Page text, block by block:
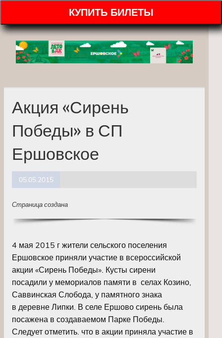
КУПИТЬ БИЛЕТЫ
Акция «Сирень
Победы» в СП
Ершовское
05.05.2015
Страница создана
4 мая 2015 г жители сельского поселения
Ершовское приняли участие в всероссийской
акции «Сирень Победы». Кусты сирени
посадили у мемориалов памяти в селах Козино,
Саввинская Слобода, у памятного знака
в деревне Липки. В селе Ершово сирень была
посажена в создаваемом Парке Победы.
Следует отметить. что в акции приняла участие в